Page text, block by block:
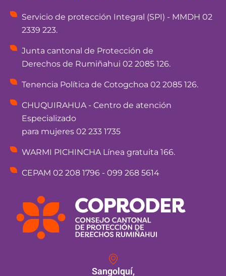
Servicio de protección Integral (SPI) - MMDH 02
2339 223.
Junta cantonal de Protección de
Derechos de Rumiñahui 02 2085 126.
Tenencia Política de Cotogchoa 02 2085 126.
CHUQUIRAHUA - Centro de atención
Especializado
para mujeres 02 233 1735
WARMI PICHINCHA Línea gratuita 166.
CEPAM 02 208 1796 - 099 268 5614
Sangolquí,